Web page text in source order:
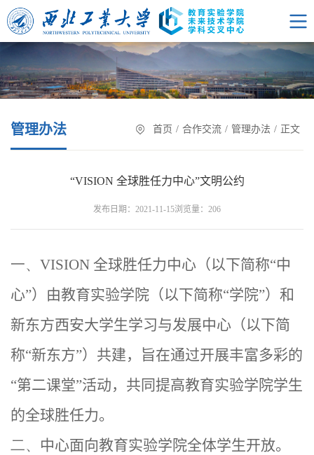
管理办法 首页 / 合作交流 / 管理办法 / 正文
“VISION 全球胜任力中心”文明公约
发布日期：2021-11-15浏览量： 206
一、 VISION 全球胜任力中心（以下简称“中
心”）由教育实验学院（以下简称“学院”）和
新东方西安大学生学习与发展中心（以下简
称“新东方”）共建，旨在通过开展丰富多彩的
“第二课堂”活动，共同提高教育实验学院学生
的全球胜任力。
二、 中心面向教育实验学院全体学生开放。